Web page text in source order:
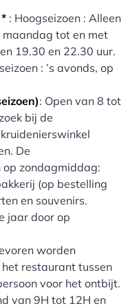
: Hoogseizoen : Alleen
maandag tot en met
19.30 en 22.30 uur.
: ’s avonds, op
: Open van 8 tot
bij de
De
op zondagmiddag:
(op bestelling
en souvenirs.
jaar door op
worden
restaurant tussen
voor het ontbijt.
van 9H tot 12H en